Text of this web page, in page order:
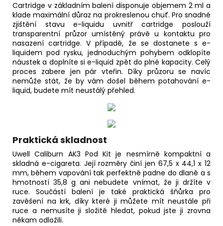
Cartridge v základním balení disponuje objemem 2 ml a
klade maximální důraz na prokreslenou chuť. Pro snadné
zjištění stavu e-liquidu uvnitř cartridge poslouží
transparentní průzor umístěný právě u kontaktu pro
nasazení cartridge. V případě, že se dostanete s e-
liquidem pod rysku, jednoduchým pohybem odklopíte
náustek a doplníte sie-liquid zpět do plné kapacity. Celý
proces zabere jen pár vteřin. Díky průzoru se navíc
nemůže stát, že by vám došel během potahování e-
liquid, budete mít neustálý přehled.
Praktická skladnost
Uwell Caliburn AK3 Pod Kit je nesmírně kompaktní a
skladná e-cigareta. Její rozměry činí jen 67,5 x 44,1 x 12
mm, během vapování tak perfektně padne do dlaně a s
hmotností 35,8 g ani nebudete vnímat, že ji držíte v
ruce. Součástí balení je také praktická šňůrka pro
zavěšení na krk, díky které ji můžete mít neustále při
ruce a nemusíte ji složitě hledat, pokud jste ji zrovna
někam odložili.